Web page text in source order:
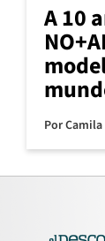
A 10
Por